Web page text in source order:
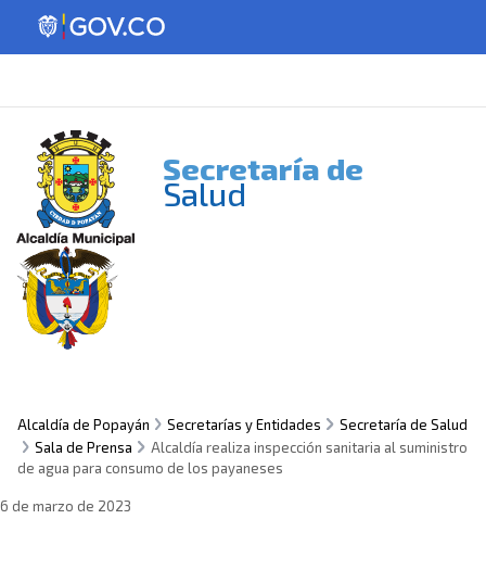
Secretaría de
Salud
Alcaldía de Popayán Secretarías y Entidades
Secretaría de Salud
Sala de Prensa
Alcaldía realiza inspección sanitaria al suministro
de agua para consumo de los payaneses
6 de marzo de 2023